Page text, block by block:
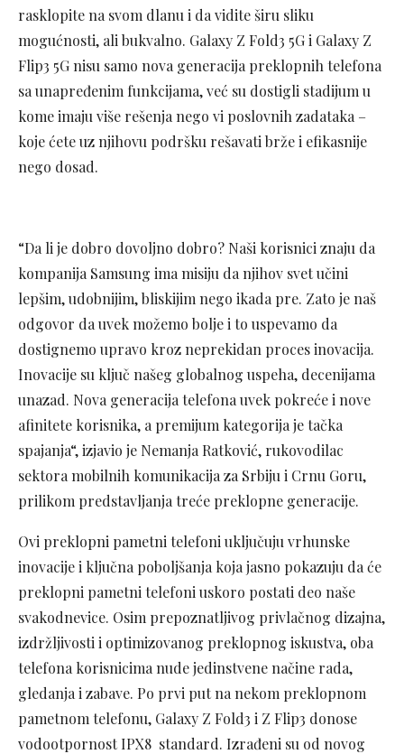
rasklopite na svom dlanu i da vidite širu sliku
mogućnosti, ali bukvalno. Galaxy Z Fold3 5G i Galaxy Z
Flip3 5G nisu samo nova generacija preklopnih telefona
sa unapređenim funkcijama, već su dostigli stadijum u
kome imaju više rešenja nego vi poslovnih zadataka –
koje ćete uz njihovu podršku rešavati brže i efikasnije
nego dosad.
“Da li je dobro dovoljno dobro? Naši korisnici znaju da
kompanija Samsung ima misiju da njihov svet učini
lepšim, udobnijim, bliskijim nego ikada pre. Zato je naš
odgovor da uvek možemo bolje i to uspevamo da
dostignemo upravo kroz neprekidan proces inovacija.
Inovacije su ključ našeg globalnog uspeha, decenijama
unazad. Nova generacija telefona uvek pokreće i nove
afinitete korisnika, a premijum kategorija je tačka
spajanja“, izjavio je Nemanja Ratković, rukovodilac
sektora mobilnih komunikacija za Srbiju i Crnu Goru,
prilikom predstavljanja treće preklopne generacije.
Ovi preklopni pametni telefoni uključuju vrhunske
inovacije i ključna poboljšanja koja jasno pokazuju da će
preklopni pametni telefoni uskoro postati deo naše
svakodnevice. Osim prepoznatljivog privlačnog dizajna,
izdržljivosti i optimizovanog preklopnog iskustva, oba
telefona korisnicima nude jedinstvene načine rada,
gledanja i zabave. Po prvi put na nekom preklopnom
pametnom telefonu, Galaxy Z Fold3 i Z Flip3 donose
vodootpornost IPX8 standard. Izrađeni su od novog